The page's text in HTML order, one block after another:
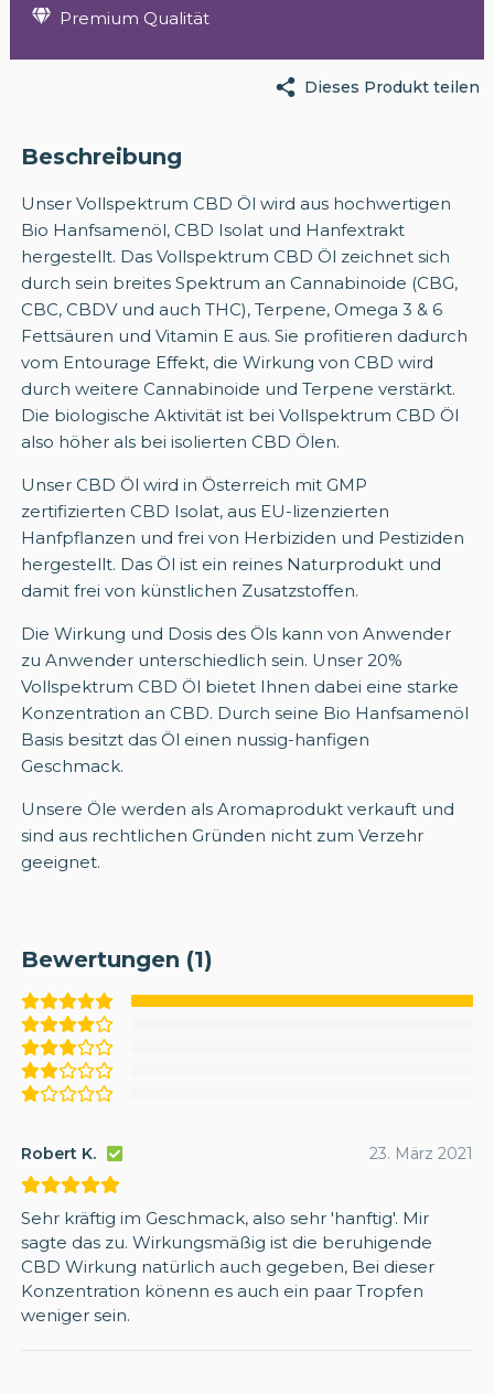
Premium Qualität
Dieses Produkt teilen
Beschreibung
Unser Vollspektrum CBD Öl wird aus hochwertigen
Bio Hanfsamenöl, CBD Isolat und Hanfextrakt
hergestellt. Das Vollspektrum CBD Öl zeichnet sich
durch sein breites Spektrum an Cannabinoide (CBG,
CBC, CBDV und auch THC), Terpene, Omega 3 & 6
Fettsäuren und Vitamin E aus. Sie profitieren dadurch
vom Entourage Effekt, die Wirkung von CBD wird
durch weitere Cannabinoide und Terpene verstärkt.
Die biologische Aktivität ist bei Vollspektrum CBD Öl
also höher als bei isolierten CBD Ölen.
Unser CBD Öl wird in Österreich mit GMP
zertifizierten CBD Isolat, aus EU-lizenzierten
Hanfpflanzen und frei von Herbiziden und Pestiziden
hergestellt. Das Öl ist ein reines Naturprodukt und
damit frei von künstlichen Zusatzstoffen.
Die Wirkung und Dosis des Öls kann von Anwender
zu Anwender unterschiedlich sein. Unser 20%
Vollspektrum CBD Öl bietet Ihnen dabei eine starke
Konzentration an CBD. Durch seine Bio Hanfsamenöl
Basis besitzt das Öl einen nussig-hanfigen
Geschmack.
Unsere Öle werden als Aromaprodukt verkauft und
sind aus rechtlichen Gründen nicht zum Verzehr
geeignet.
Bewertungen (1)
Robert K. 23. März 2021
Sehr kräftig im Geschmack, also sehr 'hanftig'. Mir
sagte das zu. Wirkungsmäßig ist die beruhigende
CBD Wirkung natürlich auch gegeben, Bei dieser
Konzentration könenn es auch ein paar Tropfen
weniger sein.